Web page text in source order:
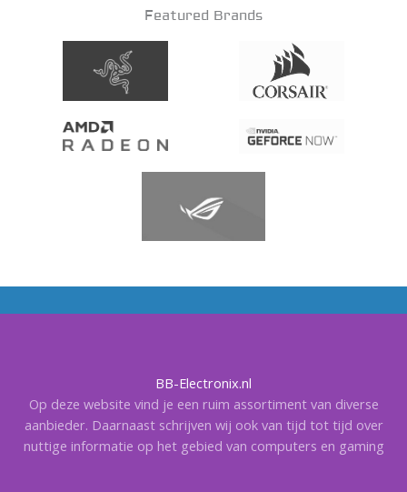
Featured Brands
BB-Electronix.nl
Op deze website vind je een ruim assortiment van diverse
aanbieder. Daarnaast schrijven wij ook van tijd tot tijd over
nuttige informatie op het gebied van computers en gaming